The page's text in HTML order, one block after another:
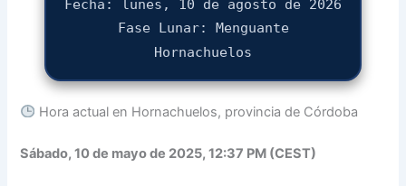
Fecha: lunes, 10 de agosto de 2026
Fase Lunar: Menguante
Hornachuelos
Hora actual en Hornachuelos, provincia de Córdoba
Sábado, 10 de mayo de 2025, 12:37 PM (CEST)